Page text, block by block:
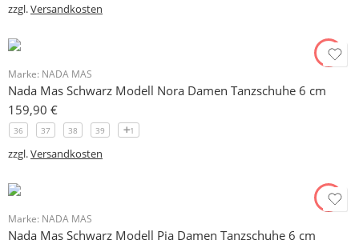
zzgl.Versandkosten
Marke: NADA MAS
Nada Mas Schwarz Modell Nora Damen Tanzschuhe 6 cm
159,90 €
36 37 38 39 1
zzgl.Versandkosten
Marke: NADA MAS
Nada Mas Schwarz Modell Pia Damen Tanzschuhe 6 cm